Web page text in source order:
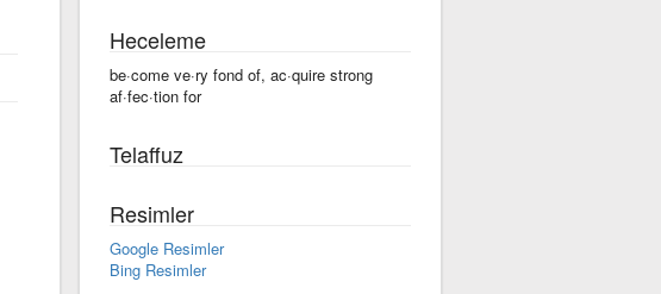
Heceleme
be·come ve·ry fond of, ac·quire strong
af·fec·tion for
Telaffuz
Resimler
Google Resimler
Bing Resimler